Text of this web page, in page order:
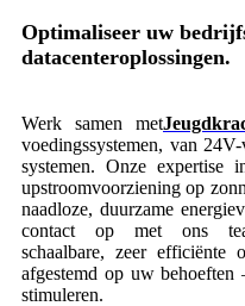
Optimaliseer uw
datacenteroplossingen.
Werk samen met
voedingssystemen, van
systemen. Onze expertise
upstroomvoorziening op
naadloze, duurzame
contact op met ons
schaalbare, zeer efficiënte
afgestemd op uw
stimuleren.